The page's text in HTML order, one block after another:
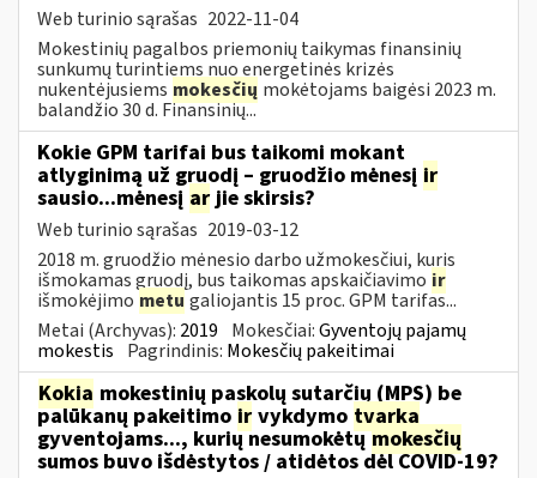
Web turinio sąrašas 2022-11-04
Mokestinių pagalbos priemonių taikymas finansinių
sunkumų turintiems nuo energetinės krizės
nukentėjusiems mokesčių mokėtojams baigėsi 2023 m.
balandžio 30 d. Finansinių...
Kokie GPM tarifai bus taikomi mokant
atlyginimą už gruodį – gruodžio mėnesį ir
sausio...mėnesį arjie skirsis?
Web turinio sąrašas 2019-03-12
2018 m. gruodžio mėnesio darbo užmokesčiui, kuris
išmokamas gruodį, bus taikomas apskaičiavimo ir
išmokėjimo metu galiojantis 15 proc. GPM tarifas...
Metai (Archyvas): 2019 Mokesčiai:Gyventojų pajamų
mokestis Pagrindinis: Mokesčių pakeitimai
Kokia mokestinių paskolų sutarčių (MPS) be
palūkanų pakeitimo ir vykdymo tvarka
gyventojams..., kurių nesumokėtųmokesčių
sumos buvo išdėstytos / atidėtos dėl COVID-19?